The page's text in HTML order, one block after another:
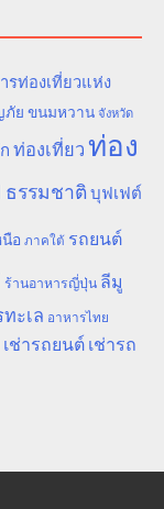
รท่องเที่ยวแห่ง
ภัย ขนมหวาน จังหวัด
ท่องเที่ยวท่อง
ธรรมชาติ บุฟเฟต์
อ ภาคใต้ รถยนต์
ร้านอาหารญี่ปุ่น ลีมู
ะเล อาหารไทย
เช่ารถยนต์ เช่ารถ